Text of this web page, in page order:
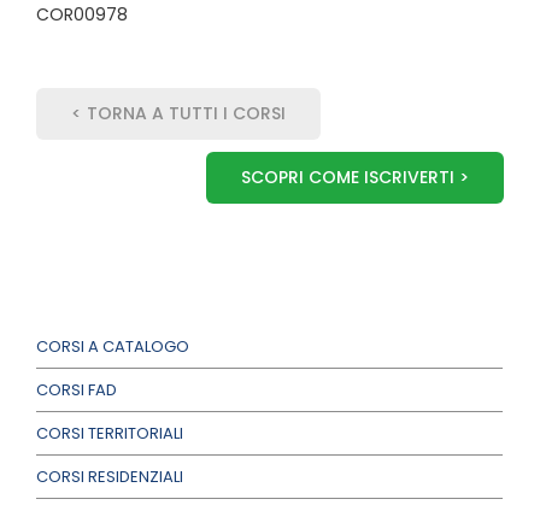
CORSI A CATALOGO
CORSI FAD
CORSI TERRITORIALI
CORSI RESIDENZIALI
COR00978
< TORNA A TUTTI I CORSI
SCOPRI COME ISCRIVERTI >